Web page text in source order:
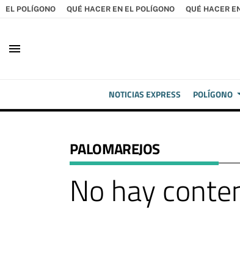
EL POLÍGONO QUÉ HACER EN EL POLÍGONO QUÉ HACER
menu
NOTICIAS EXPRESS POLÍGONO
PALOMAREJOS
No hay